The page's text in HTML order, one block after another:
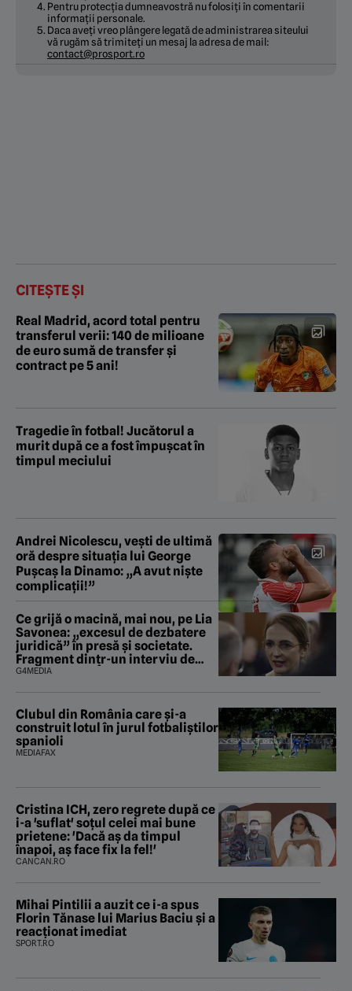
Pentru protecția dumneavostră nu folosiți în comentarii
informații personale.
Daca aveți vreo plângere legată de administrarea siteului
vă rugăm să trimiteți un mesaj la adresa de mail:
contact@prosport.ro
CITEȘTE ȘI
Real Madrid, acord total pentru
transferul verii: 140 de milioane
de euro sumă de transfer și
contract pe 5 ani!
Tragedie în fotbal! Jucătorul a
murit după ce a fost împușcat în
timpul meciului
Andrei Nicolescu, vești de ultimă
oră despre situația lui George
Pușcaș la Dinamo: „A avut niște
complicații!”
Ce grijă o macină, mai nou, pe Lia
Savonea: „excesul de dezbatere
juridică” în presă și societate.
Fragment dintr-un interviu de
promovare la Înalta Curte (VIDEO)
G4MEDIA
Clubul din România care și-a
construit lotul în jurul fotbaliștilor
spanioli
MEDIAFAX
Cristina ICH, zero regrete după ce
i-a 'suflat' soțul celei mai bune
prietene: 'Dacă aș da timpul
înapoi, aș face fix la fel!'
CANCAN.RO
Mihai Pintilii a auzit ce i-a spus
Florin Tănase lui Marius Baciu și a
reacționat imediat
SPORT.RO